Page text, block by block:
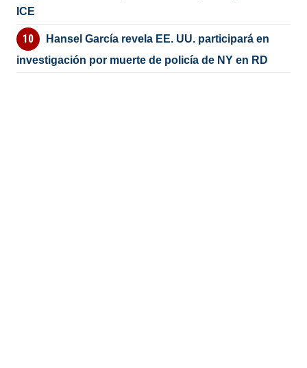
ICE
Hansel García revela EE. UU. participará en
investigación por muerte de policía de NY en RD